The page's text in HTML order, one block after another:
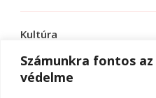
Számunkra fontos
védelme
Kultúra
Sport